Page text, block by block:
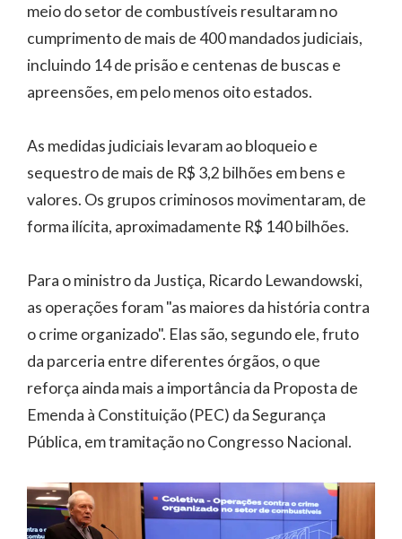
meio do setor de combustíveis resultaram no
cumprimento de mais de 400 mandados judiciais,
incluindo 14 de prisão e centenas de buscas e
apreensões, em pelo menos oito estados.
As medidas judiciais levaram ao bloqueio e
sequestro de mais de R$ 3,2 bilhões em bens e
valores. Os grupos criminosos movimentaram, de
forma ilícita, aproximadamente R$ 140 bilhões.
Para o ministro da Justiça, Ricardo Lewandowski,
as operações foram "as maiores da história contra
o crime organizado". Elas são, segundo ele, fruto
da parceria entre diferentes órgãos, o que
reforça ainda mais a importância da Proposta de
Emenda à Constituição (PEC) da Segurança
Pública, em tramitação no Congresso Nacional.